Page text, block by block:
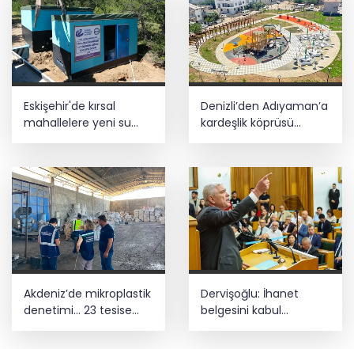
Eskişehir'de kırsal
mahallelere yeni su
depoları
Denizli’den Adıyaman’a
kardeşlik köprüsü
kuruldu
Akdeniz’de mikroplastik
denetimi... 23 tesise
Dervişoğlu: İhanet
belgesini kabul